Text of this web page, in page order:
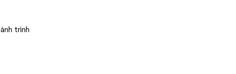
trình